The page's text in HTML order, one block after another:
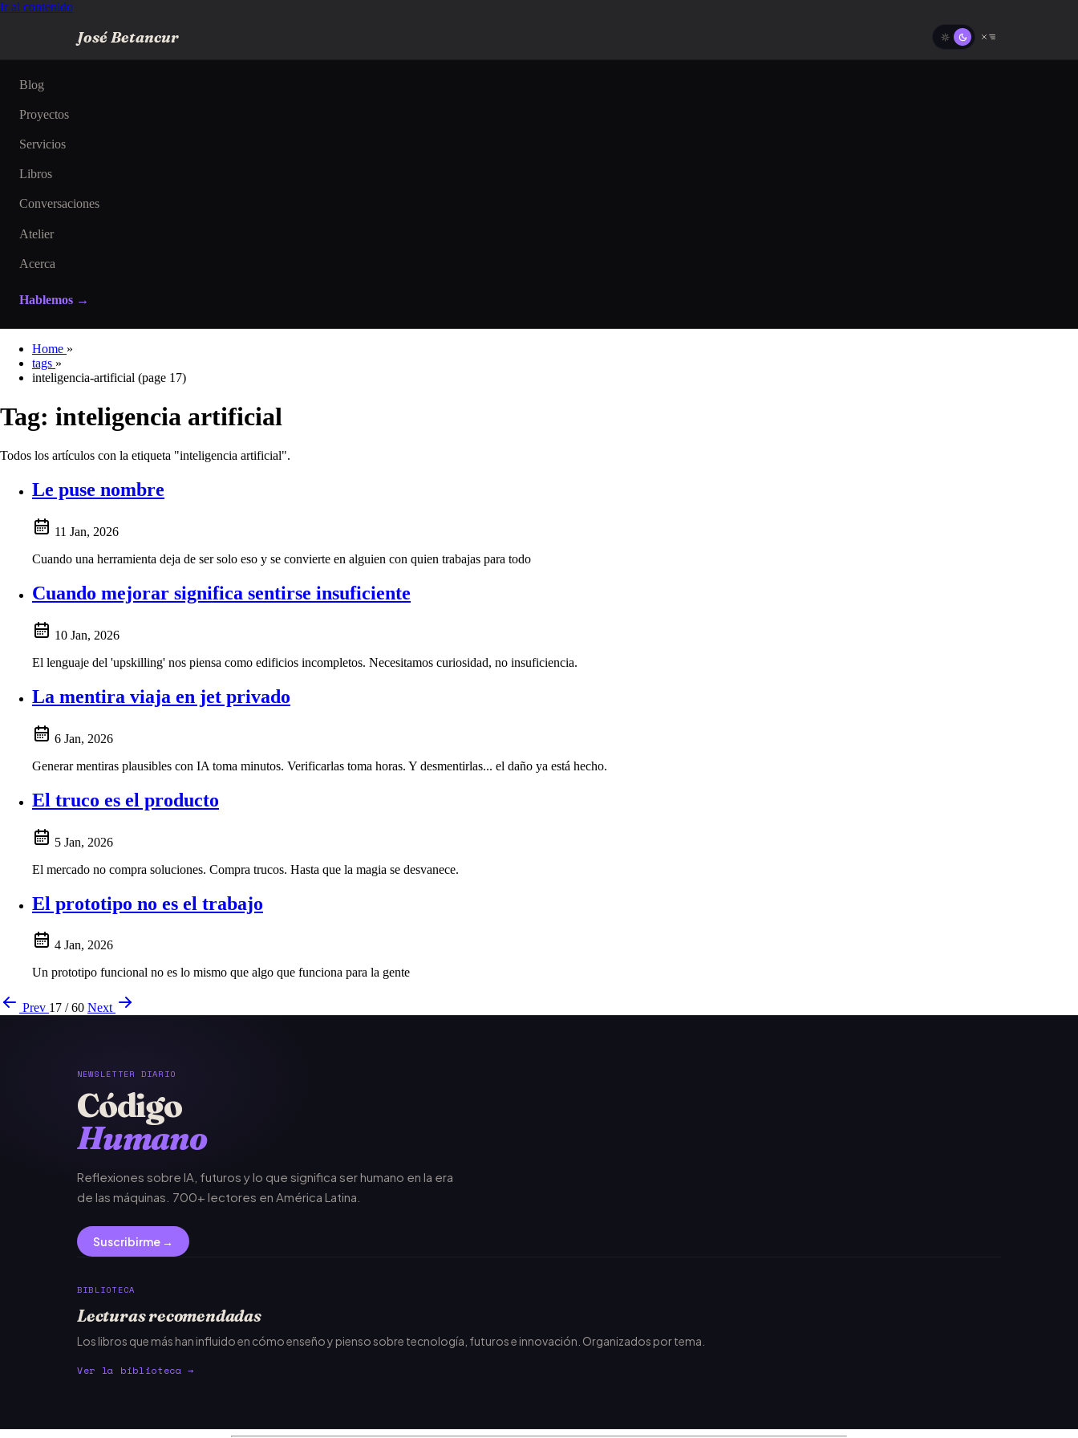
Ir al contenido
José Betancur
Blog
Proyectos
Servicios
Libros
Conversaciones
Atelier
Acerca
Hablemos →
Home »
tags »
inteligencia-artificial (page 17)
Tag: inteligencia artificial
Todos los artículos con la etiqueta "inteligencia artificial".
Le puse nombre
11 Jan, 2026
Cuando una herramienta deja de ser solo eso y se convierte en alguien con quien trabajas para todo
Cuando mejorar significa sentirse insuficiente
10 Jan, 2026
El lenguaje del 'upskilling' nos piensa como edificios incompletos. Necesitamos curiosidad, no insuficiencia.
La mentira viaja en jet privado
6 Jan, 2026
Generar mentiras plausibles con IA toma minutos. Verificarlas toma horas. Y desmentirlas... el daño ya está hecho.
El truco es el producto
5 Jan, 2026
El mercado no compra soluciones. Compra trucos. Hasta que la magia se desvanece.
El prototipo no es el trabajo
4 Jan, 2026
Un prototipo funcional no es lo mismo que algo que funciona para la gente
Prev 17 / 60 Next
NEWSLETTER DIARIO
Código
Humano
Reflexiones sobre IA, futuros y lo que significa ser humano en la era
de las máquinas. 700+ lectores en América Latina.
Suscribirme →
BIBLIOTECA
Lecturas recomendadas
Los libros que más han influido en cómo enseño y pienso sobre tecnología, futuros e innovación. Organizados por tema.
Ver la biblioteca →